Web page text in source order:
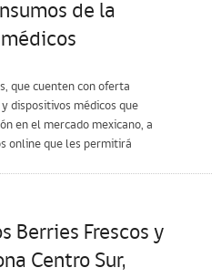
de la
que cuenten con oferta
dispositivos médicos que
en el mercado mexicano, a
online que les permitirá
Berries Frescos y
Centro Sur,